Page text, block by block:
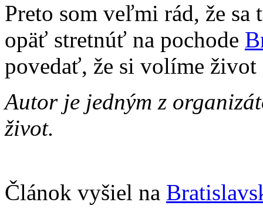
Preto som veľmi rád, že
opäť stretnúť na pochode
povedať, že si volíme život
Autor je jedným z
život.
Článok vyšiel na